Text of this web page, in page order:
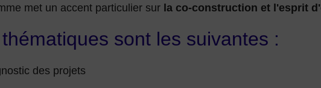
met un accent particulier sur la co-construction et l'esprit
sont les suivantes :
des projets